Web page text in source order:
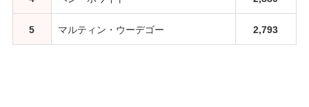
5 マルティン・ウーデゴー 2,793